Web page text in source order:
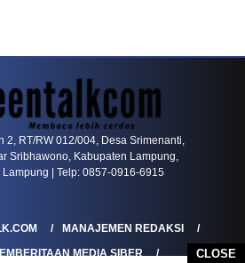
CLOSE
2, RT/RW 012/004, Desa Srimenanti,
Sribhawono, Kabupaten Lampung,
Lampung | Telp: 0857-0916-6915
MANAJEMEN REDAKSI
MEDIA SIBER